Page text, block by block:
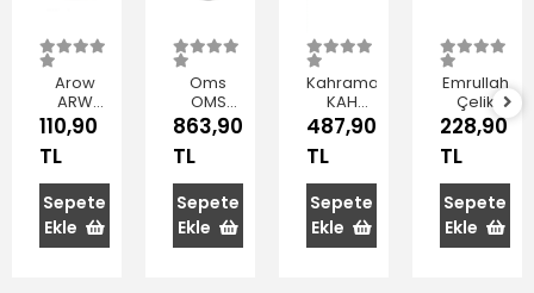
Arow
ARW
D407
Gold
Metal
Sahan 12
cm
110,90
TL
Sepete
Ekle
Oms
OMS
2042-20
Çelik
Sahan
20x3 cm
863,90
TL
Sepete
Ekle
Kahramanlar
KAH
4307
Kiremit
Teflon
Sahan 18
cm
487,90
TL
Sepete
Ekle
Emrullah
Çelik
Sahan 12
cm
228,90
TL
Sepete
Ekle